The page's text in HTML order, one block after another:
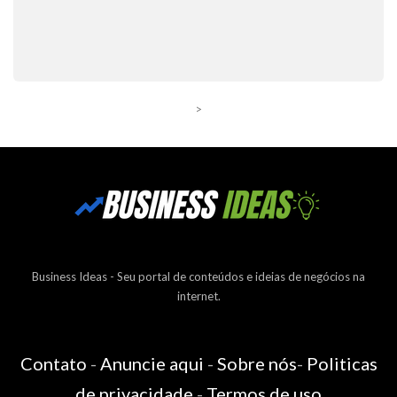
>
Business Ideas - Seu portal de conteúdos e ideias de negócios na
internet.
Contato - Anuncie aqui - Sobre nós- Politicas